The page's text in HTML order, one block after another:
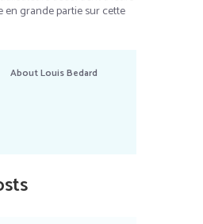
en grande partie sur cette
AboutLouis Bedard